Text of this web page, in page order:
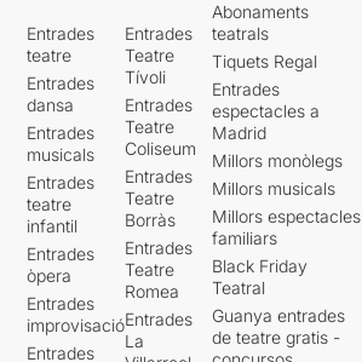
Entrades
teatre
Entrades
dansa
Entrades
musicals
Entrades
teatre
infantil
Entrades
òpera
Entrades
improvisació
Entrades
Entrades
Teatre
Tívoli
Entrades
Teatre
Coliseum
Entrades
Teatre
Borràs
Entrades
Teatre
Romea
Entrades
La
Abonaments
teatrals
Tiquets Regal
Entrades
espectacles a
Madrid
Millors monòlegs
Millors musicals
Millors espectacles
familiars
Black Friday
Teatral
Guanya entrades
de teatre gratis -